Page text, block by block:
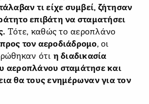
τι είχε συμβεί, ζήτησαν
επιβάτη να σταματήσει
Τότε, καθώς το αεροπλάνο
τον αεροδιάδρομο, οι
ότι η διαδικασία
αεροπλάνου σταμάτησε και
θα τους ενημέρωναν για τον